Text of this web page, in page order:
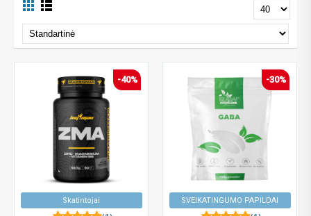
Skatintojai
-40%
SVEIKATINGUMO PAPILDAI
-30%